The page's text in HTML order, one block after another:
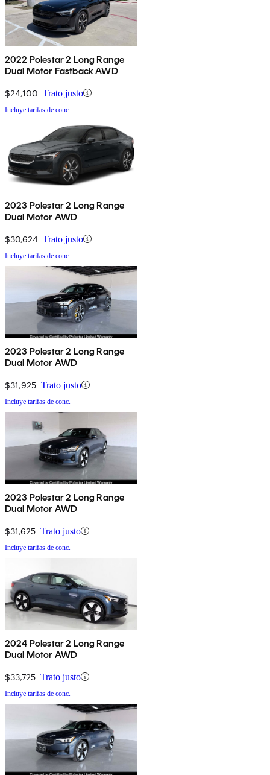
2022 Polestar 2 Long Range
Dual Motor Fastback AWD
$24,100 Trato justo
Incluye tarifas de conc.
2023 Polestar 2 Long Range
Dual Motor AWD
$30,624 Trato justo
Incluye tarifas de conc.
2023 Polestar 2 Long Range
Dual Motor AWD
$31,925 Trato justo
Incluye tarifas de conc.
2023 Polestar 2 Long Range
Dual Motor AWD
$31,625 Trato justo
Incluye tarifas de conc.
2024 Polestar 2 Long Range
Dual Motor AWD
$33,725 Trato justo
Incluye tarifas de conc.